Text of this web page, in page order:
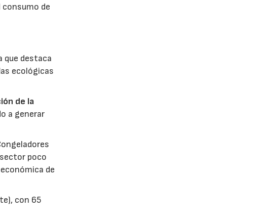
de
que destaca
ecológicas
de la
a generar
poco
de
con 65